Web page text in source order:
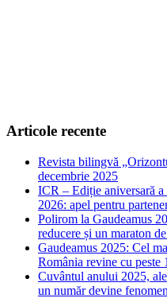
Articole recente
Revista bilingvă
decembrie 2025
ICR – Ediție aniversară
2026: apel pentru
Polirom la Gaudeamus
reducere și un maraton
Gaudeamus 2025: Cel
România revine cu
Cuvântul anului 2025,
un număr devine